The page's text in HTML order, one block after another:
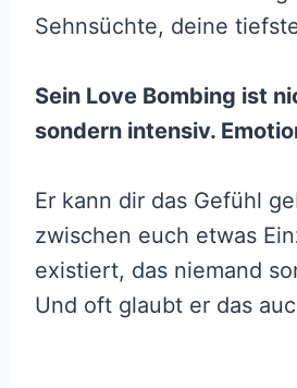
Sehnsüchte, deine
Sein Love Bombing ist
sondern intensiv.
Er kann dir das Gefühl
zwischen euch etwas
existiert, das niemand
Und oft glaubt er das